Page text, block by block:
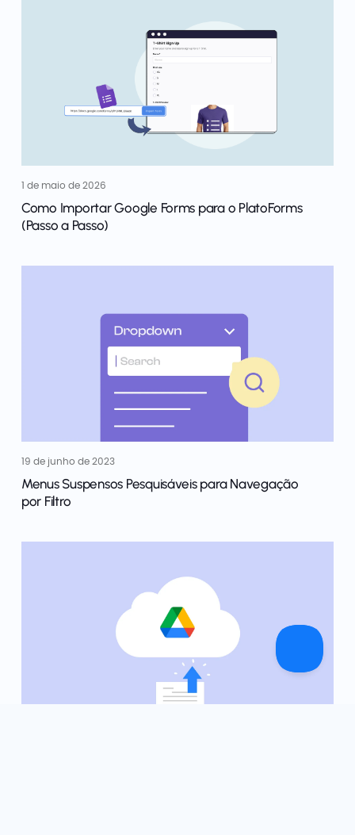
1 de maio de 2026
Como Importar Google Forms para o PlatoForms
(Passo a Passo)
19 de junho de 2023
Menus Suspensos Pesquisáveis para Navegação
por Filtro